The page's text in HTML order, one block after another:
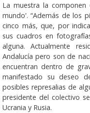
La muestra la
mundo'. “Además de los
cinco más, que, por
sus cuadros en
alguna. Actualmente
Andalucía pero son de
encuentran dentro de
manifestado su deseo
posibles represalias de
presidente del colectivo
Ucrania y Rusia.